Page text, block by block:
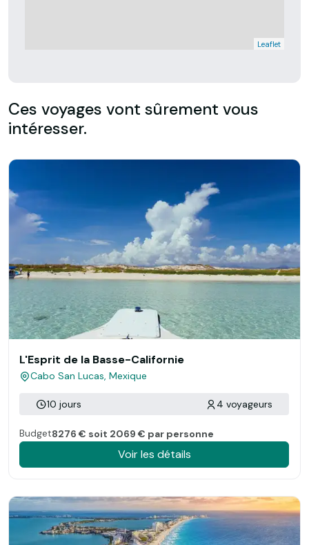
Leaflet
Ces voyages vont sûrement vous
intéresser.
L'Esprit de la Basse-Californie
Cabo San Lucas, Mexique
10 jours 4 voyageurs
Budget8276 € soit 2069 € par personne
Voir les détails